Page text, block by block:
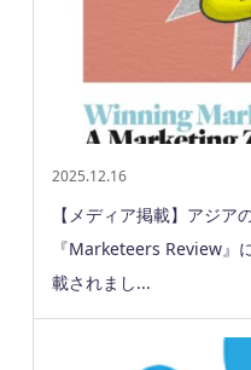
2025.12.16
【メディア掲載】アジ
『Marketeers Review』
載されまし...